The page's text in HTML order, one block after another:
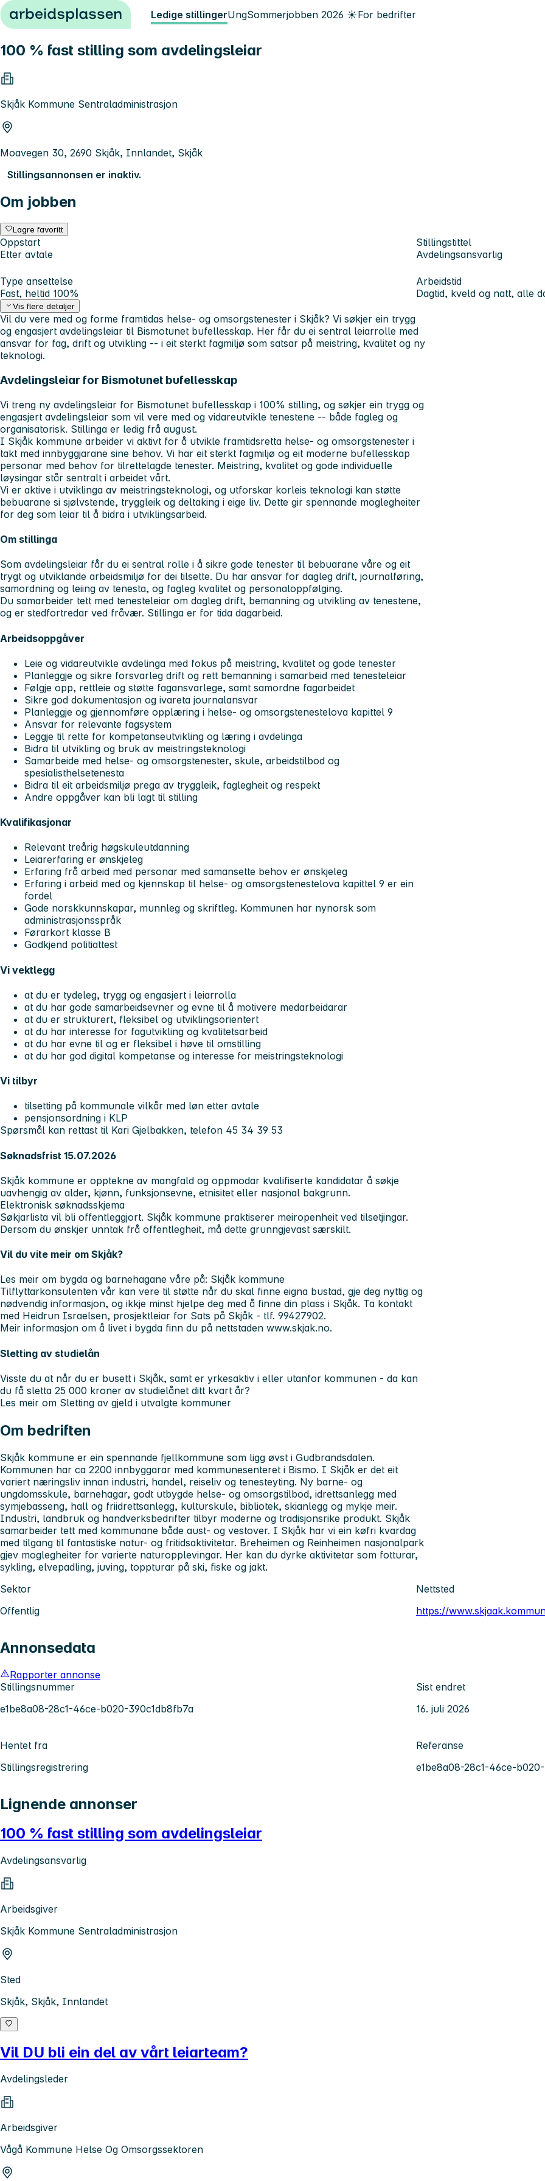
Hopp til innhold Ledige stillingerUngSommerjobben 2026 ☀️For bedrifter
100 % fast stilling som avdelingsleiar
Skjåk Kommune Sentraladministrasjon
Moavegen 30, 2690 Skjåk, Innlandet, Skjåk
Stillingsannonsen er inaktiv.
Om jobben
Lagre favoritt
Oppstart
Etter avtale
Stillingstittel
Avdelingsansvarlig
Type ansettelse
Fast, heltid 100%
Arbeidstid
Dagtid, kveld og natt, alle
Vis flere detaljer
Vil du vere med og forme framtidas helse- og omsorgstenester i Skjåk? Vi søkjer ein trygg
og engasjert avdelingsleiar til Bismotunet bufellesskap. Her får du ei sentral leiarrolle med
ansvar for fag, drift og utvikling -- i eit sterkt fagmiljø som satsar på meistring, kvalitet og ny
teknologi.
Avdelingsleiar for Bismotunet bufellesskap
Vi treng ny avdelingsleiar for Bismotunet bufellesskap i 100% stilling, og søkjer ein trygg og
engasjert avdelingsleiar som vil vere med og vidareutvikle tenestene -- både fagleg og
organisatorisk. Stillinga er ledig frå august.
I Skjåk kommune arbeider vi aktivt for å utvikle framtidsretta helse- og omsorgstenester i
takt med innbyggjarane sine behov. Vi har eit sterkt fagmiljø og eit moderne bufellesskap
personar med behov for tilrettelagde tenester. Meistring, kvalitet og gode individuelle
løysingar står sentralt i arbeidet vårt.
Vi er aktive i utviklinga av meistringsteknologi, og utforskar korleis teknologi kan støtte
bebuarane si sjølvstende, tryggleik og deltaking i eige liv. Dette gir spennande moglegheiter
for deg som leiar til å bidra i utviklingsarbeid.
Om stillinga
Som avdelingsleiar får du ei sentral rolle i å sikre gode tenester til bebuarane våre og eit
trygt og utviklande arbeidsmiljø for dei tilsette. Du har ansvar for dagleg drift, journalføring,
samordning og leiing av tenesta, og fagleg kvalitet og personaloppfølging.
Du samarbeider tett med tenesteleiar om dagleg drift, bemanning og utvikling av tenestene,
og er stedfortredar ved fråvær. Stillinga er for tida dagarbeid.
Arbeidsoppgåver
Leie og vidareutvikle avdelinga med fokus på meistring, kvalitet og gode tenester
Planleggje og sikre forsvarleg drift og rett bemanning i samarbeid med tenesteleiar
Følgje opp, rettleie og støtte fagansvarlege, samt samordne fagarbeidet
Sikre god dokumentasjon og ivareta journalansvar
Planleggje og gjennomføre opplæring i helse- og omsorgstenestelova kapittel 9
Ansvar for relevante fagsystem
Leggje til rette for kompetanseutvikling og læring i avdelinga
Bidra til utvikling og bruk av meistringsteknologi
Samarbeide med helse- og omsorgstenester, skule, arbeidstilbod og
spesialisthelsetenesta
Bidra til eit arbeidsmiljø prega av tryggleik, faglegheit og respekt
Andre oppgåver kan bli lagt til stilling
Kvalifikasjonar
Relevant treårig høgskuleutdanning
Leiarerfaring er ønskjeleg
Erfaring frå arbeid med personar med samansette behov er ønskjeleg
Erfaring i arbeid med og kjennskap til helse- og omsorgstenestelova kapittel 9 er ein
fordel
Gode norskkunnskapar, munnleg og skriftleg. Kommunen har nynorsk som
administrasjonsspråk
Førarkort klasse B
Godkjend politiattest
Vi vektlegg
at du er tydeleg, trygg og engasjert i leiarrolla
at du har gode samarbeidsevner og evne til å motivere medarbeidarar
at du er strukturert, fleksibel og utviklingsorientert
at du har interesse for fagutvikling og kvalitetsarbeid
at du har evne til og er fleksibel i høve til omstilling
at du har god digital kompetanse og interesse for meistringsteknologi
Vi tilbyr
tilsetting på kommunale vilkår med løn etter avtale
pensjonsordning i KLP
Spørsmål kan rettast til Kari Gjelbakken, telefon 45 34 39 53
Søknadsfrist 15.07.2026
Skjåk kommune er opptekne av mangfald og oppmodar kvalifiserte kandidatar å søkje
uavhengig av alder, kjønn, funksjonsevne, etnisitet eller nasjonal bakgrunn.
Elektronisk søknadsskjema
Søkjarlista vil bli offentleggjort. Skjåk kommune praktiserer meiropenheit ved tilsetjingar.
Dersom du ønskjer unntak frå offentlegheit, må dette grunngjevast særskilt.
Vil du vite meir om Skjåk?
Les meir om bygda og barnehagane våre på: Skjåk kommune
Tilflyttarkonsulenten vår kan vere til støtte når du skal finne eigna bustad, gje deg nyttig og
nødvendig informasjon, og ikkje minst hjelpe deg med å finne din plass i Skjåk. Ta kontakt
med Heidrun Israelsen, prosjektleiar for Sats på Skjåk - tlf. 99427902.
Meir informasjon om å livet i bygda finn du på nettstaden www.skjak.no.
Sletting av studielån
Visste du at når du er busett i Skjåk, samt er yrkesaktiv i eller utanfor kommunen - da kan
du få sletta 25 000 kroner av studielånet ditt kvart år?
Les meir om Sletting av gjeld i utvalgte kommuner
Om bedriften
Skjåk kommune er ein spennande fjellkommune som ligg øvst i Gudbrandsdalen.
Kommunen har ca 2200 innbyggarar med kommunesenteret i Bismo. I Skjåk er det eit
variert næringsliv innan industri, handel, reiseliv og tenesteyting. Ny barne- og
ungdomsskule, barnehagar, godt utbygde helse- og omsorgstilbod, idrettsanlegg med
symjebasseng, hall og friidrettsanlegg, kulturskule, bibliotek, skianlegg og mykje meir.
Industri, landbruk og handverksbedrifter tilbyr moderne og tradisjonsrike produkt. Skjåk
samarbeider tett med kommunane både aust- og vestover. I Skjåk har vi ein køfri kvardag
med tilgang til fantastiske natur- og fritidsaktivitetar. Breheimen og Reinheimen nasjonalpark
gjev moglegheiter for varierte naturopplevingar. Her kan du dyrke aktivitetar som fotturar,
sykling, elvepadling, juving, toppturar på ski, fiske og jakt.
Sektor
Offentlig
Nettsted
https://
Annonsedata
Rapporter annonse
Stillingsnummer
e1be8a08-28c1-46ce-b020-390c1db8fb7a
Sist endret
16. juli 2026
Hentet fra
Stillingsregistrering
Referanse
e1be8a08-28c1-46ce-
Lignende annonser
100 % fast stilling som avdelingsleiar
Avdelingsansvarlig
Arbeidsgiver
Skjåk Kommune Sentraladministrasjon
Sted
Skjåk, Skjåk, Innlandet
Vil DU bli ein del av vårt leiarteam?
Avdelingsleder
Arbeidsgiver
Vågå Kommune Helse Og Omsorgssektoren